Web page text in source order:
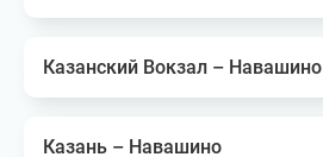
Казанский Вокзал – Навашино
Казань – Навашино